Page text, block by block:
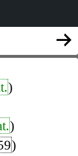
)
)
)